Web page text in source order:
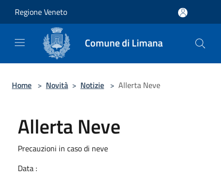
Regione Veneto
Comune di Limana
Home > Novità > Notizie > Allerta Neve
Allerta Neve
Precauzioni in caso di neve
Data :